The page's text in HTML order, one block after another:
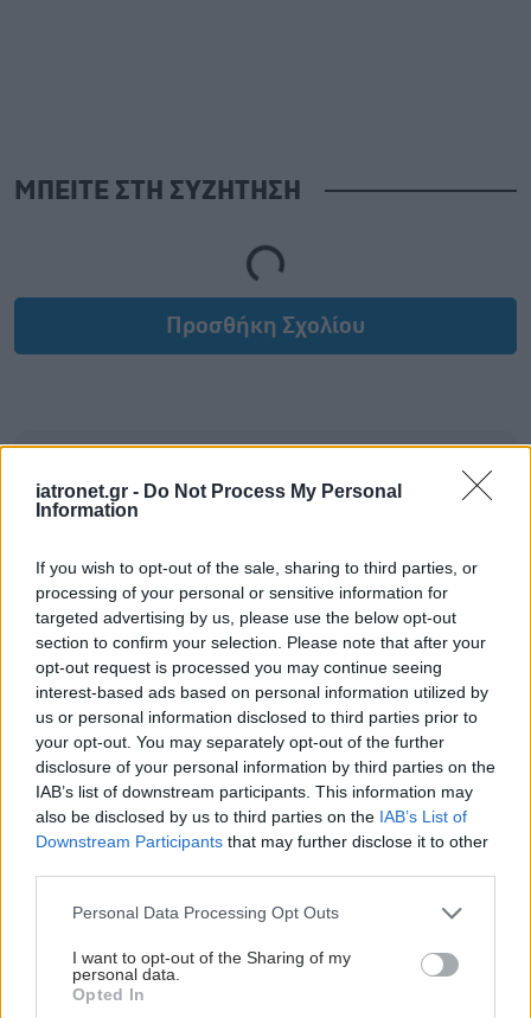
iatronet.gr - Do Not Process My Personal
Information
If you wish to opt-out of the sale, sharing to third parties, or
processing of your personal or sensitive information for
targeted advertising by us, please use the below opt-out
section to confirm your selection. Please note that after your
opt-out request is processed you may continue seeing
interest-based ads based on personal information utilized by
us or personal information disclosed to third parties prior to
your opt-out. You may separately opt-out of the further
disclosure of your personal information by third parties on the
IAB’s list of downstream participants. This information may
also be disclosed by us to third parties on the IAB’s List of
Downstream Participants that may further disclose it to other
Please note that this website/app uses one or more Google
not limited to your visit or usage behaviour. You may click to
grant or deny consent to Google and its third-party tags to
use your data for below specified purposes in below Google
Personal Data Processing Opt Outs
I want to opt-out of the Sharing of my
personal data.
Opted In
ΜΠΕΙΤΕ ΣΤΗ ΣΥΖΗΤΗΣΗ
Loading...
Προσθήκη Σχολίου